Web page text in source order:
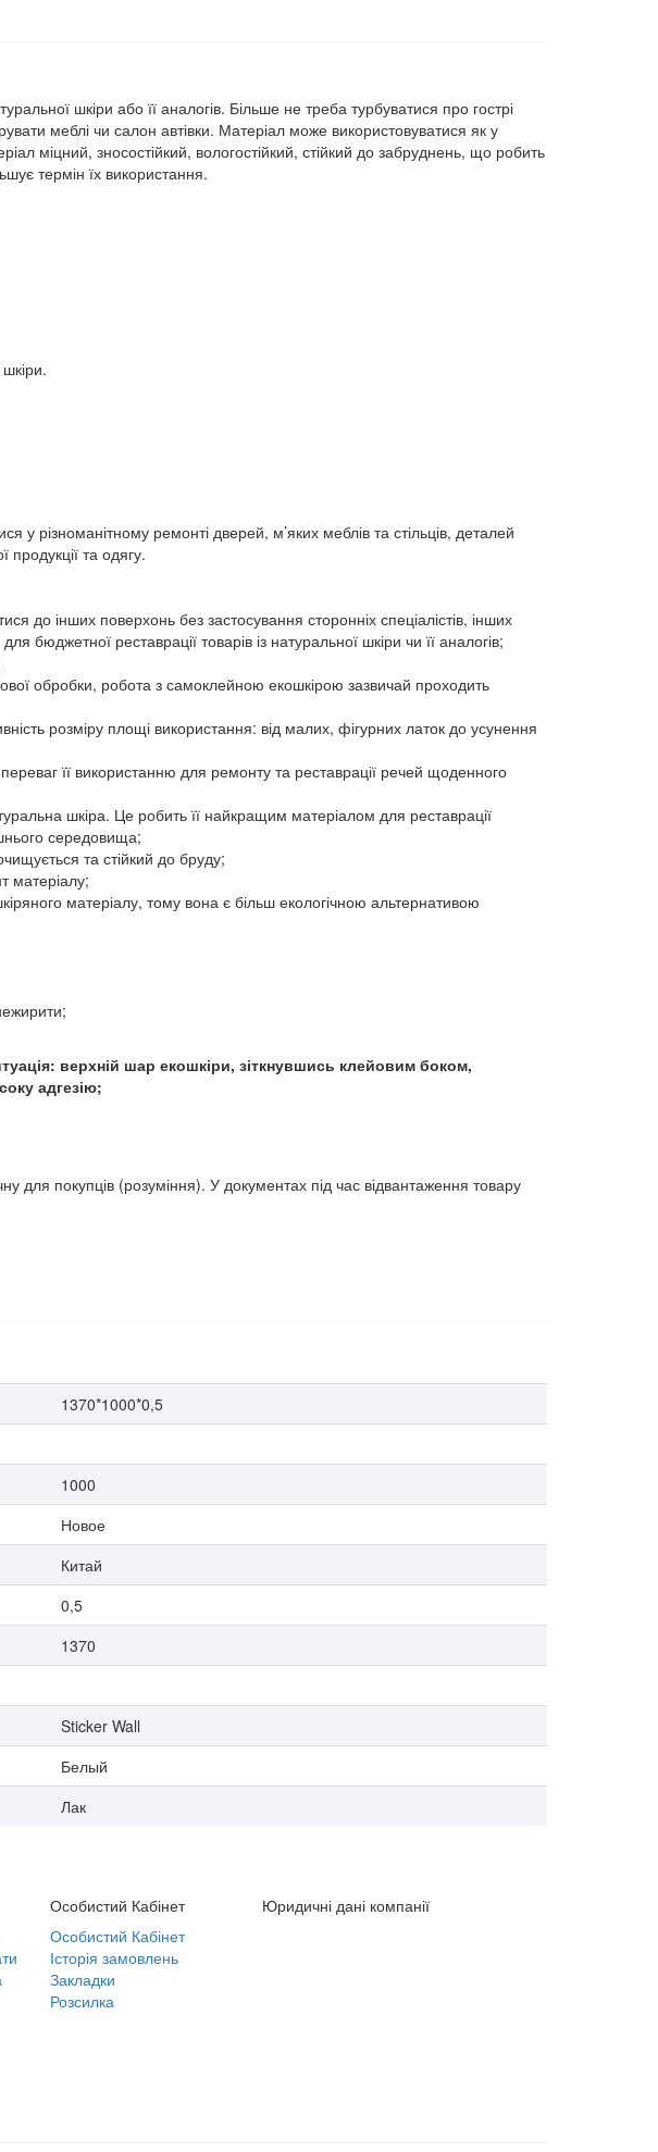
шкіри або її аналогів. Більше не треба турбуватися про гострі
меблі чи салон автівки. Матеріал може використовуватися як у
міцний, зносостійкий, вологостійкий, стійкий до забруднень, що робить
термін їх використання.
різноманітному ремонті дверей, м’яких меблів та стільців, деталей
продукції та одягу.
до інших поверхонь без застосування сторонніх спеціалістів, інших
бюджетної реставрації товарів із натуральної шкіри чи її аналогів;
обробки, робота з самоклейною екошкірою зазвичай проходить
розміру площі використання: від малих, фігурних латок до усунення
її використанню для ремонту та реставрації речей щоденного
шкіра. Це робить її найкращим матеріалом для реставрації
середовища;
та стійкий до бруду;
матеріалу;
матеріалу, тому вона є більш екологічною альтернативою
верхній шар екошкіри, зіткнувшись клейовим боком,
адгезію;
для покупців (розуміння). У документах під час відвантаження товару
1370*1000*0,5
1000
Новое
Китай
0,5
1370
Sticker Wall
Белый
Лак
Особистий Кабінет
Особистий Кабінет
Історія замовлень
Закладки
Розсилка
Юридичні дані компанії